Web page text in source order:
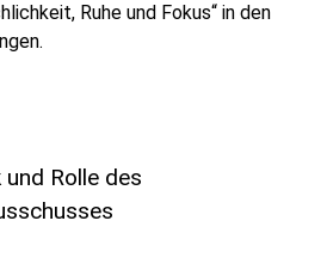
Ruhe und Fokus“ in den
Rolle des